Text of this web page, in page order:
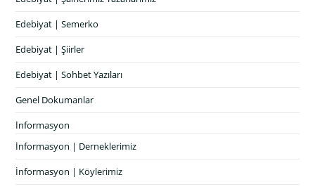
Edebiyat | Semerko
Edebiyat | Şiirler
Edebiyat | Sohbet Yazıları
Genel Dokumanlar
İnformasyon
İnformasyon | Derneklerimiz
İnformasyon | Köylerimiz